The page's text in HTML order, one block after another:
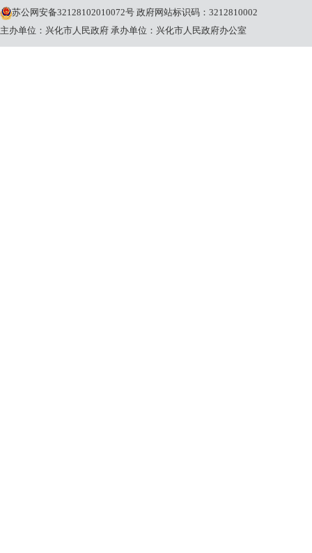
苏公网安备32128102010072号 政府网站标识码：3212810002
主办单位：兴化市人民政府 承办单位：兴化市人民政府办公室